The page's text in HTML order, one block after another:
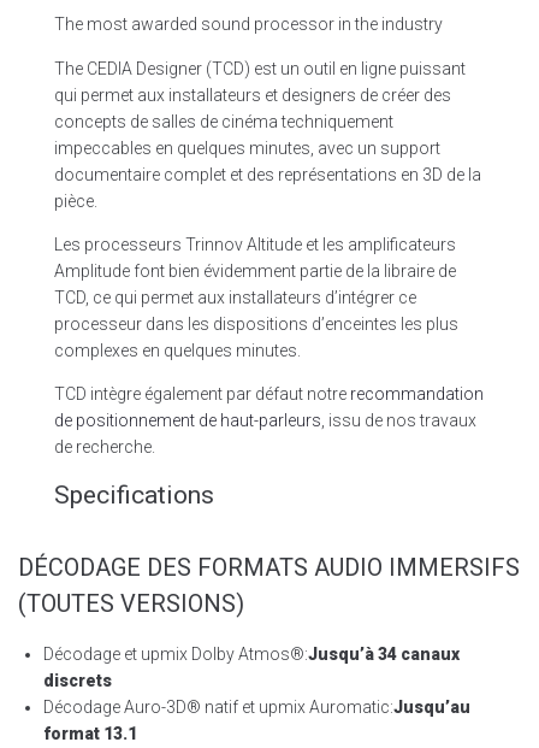
The most awarded sound processor in the industry
The CEDIA Designer (TCD) est un outil en ligne puissant
qui permet aux installateurs et designers de créer des
concepts de salles de cinéma techniquement
impeccables en quelques minutes, avec un support
documentaire complet et des représentations en 3D de la
pièce.
Les processeurs Trinnov Altitude et les amplificateurs
Amplitude font bien évidemment partie de la libraire de
TCD, ce qui permet aux installateurs d’intégrer ce
processeur dans les dispositions d’enceintes les plus
complexes en quelques minutes.
TCD intègre également par défaut notre recommandation
de positionnement de haut-parleurs , issu de nos travaux
de recherche.
Specifications
DÉCODAGE DES FORMATS AUDIO IMMERSIFS
(TOUTES VERSIONS)
Décodage et upmix Dolby Atmos®:Jusqu’à 34 canaux
discrets
Décodage Auro-3D® natif et upmix Auromatic:Jusqu’au
format 13.1